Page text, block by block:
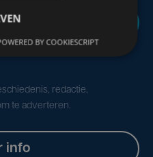
redactie,
te adverteren.
info
BY COOKIESCRIPT